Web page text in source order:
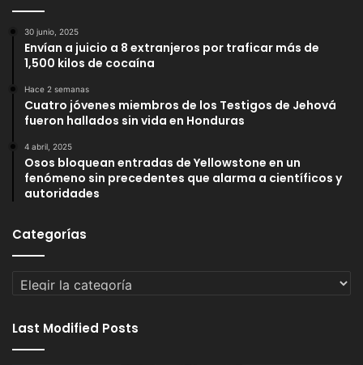
30 junio, 2025
Envían a juicio a 8 extranjeros por traficar más de
1,500 kilos de cocaína
Hace 2 semanas
Cuatro jóvenes miembros de los Testigos de Jehová
fueron hallados sin vida en Honduras
4 abril, 2025
Osos bloquean entradas de Yellowstone en un
fenómeno sin precedentes que alarma a científicos y
autoridades
Categorías
Categorías
Last Modified Posts